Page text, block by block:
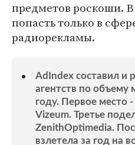
предметов роскоши. В
попасть только в
радиорекламы.
AdIndex составил и
агентств по объему
году. Первое место
Vizeum. Третье
ZenithOptimedia.
взлетела за год на